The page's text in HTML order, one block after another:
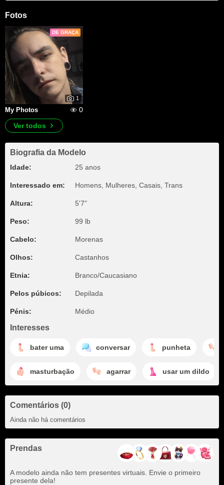
Fotos
DE GRAÇA
1
My Photos
0
Ver todos
Biografia da Modelo
Idade: 25 anos
Interessado em: Homens, Mulheres, Casais, Trans
Altura: 5'7"
Peso: 99 lb
Cabelo: Morenas
Olhos: Castanhos
Etnia: Branco/Caucasiano
Pelos púbicos: Depilada
Pénis: Médio
Interesses
bater uma conversar punheta
masturbação agarrar usar um dildo
Comentários (0)
Ainda não há comentários
Prendas
A modelo ainda não tem presentes virtuais. Envie o primeiro
presente dela!